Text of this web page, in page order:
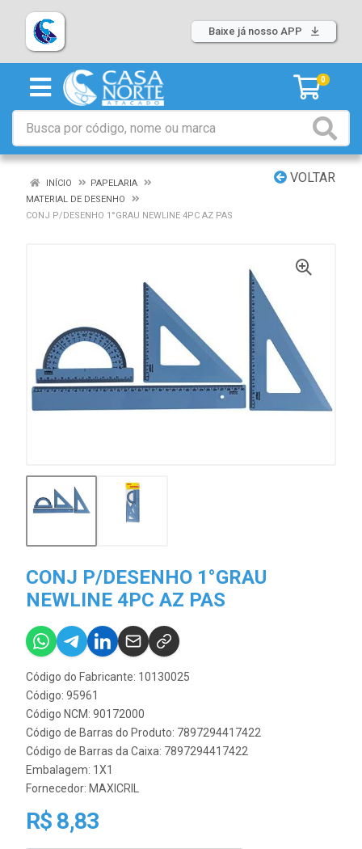
Baixe já nosso APP
0
VOLTAR
INÍCIO
PAPELARIA
MATERIAL DE DESENHO
CONJ P/DESENHO 1°GRAU NEWLINE 4PC AZ PAS
CONJ P/DESENHO 1°GRAU
NEWLINE 4PC AZ PAS
Código do Fabricante: 10130025
Código: 95961
Código NCM: 90172000
Código de Barras do Produto: 7897294417422
Código de Barras da Caixa: 7897294417422
Embalagem: 1X1
Fornecedor: MAXICRIL
R$ 8,83